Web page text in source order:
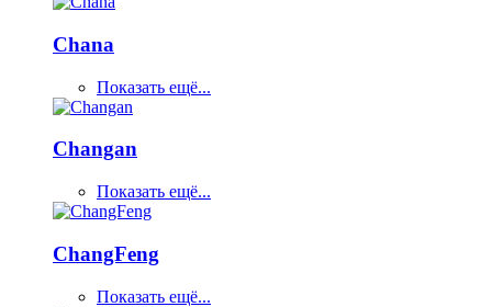
Chana
Показать ещё...
Changan
Показать ещё...
ChangFeng
Показать ещё...